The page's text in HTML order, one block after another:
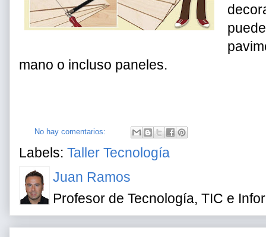
mano o incluso paneles.
No hay comentarios:
Labels: Taller Tecnología
Juan Ramos
Profesor de Tecnología, TIC e